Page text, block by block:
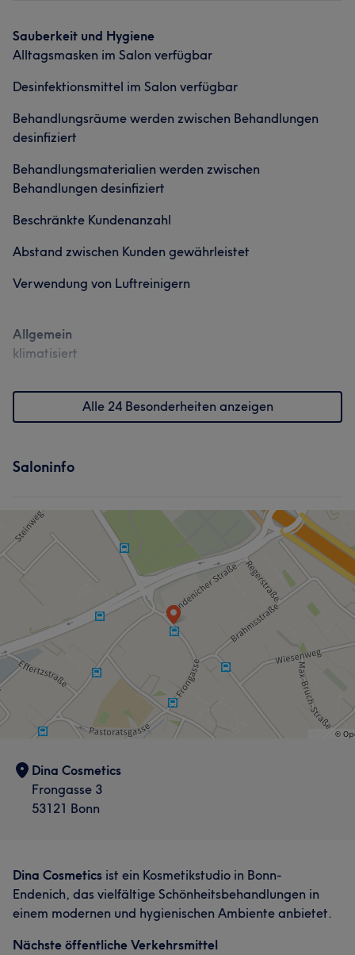
Sauberkeit und Hygiene
Alltagsmasken im Salon verfügbar
Desinfektionsmittel im Salon verfügbar
Behandlungsräume werden zwischen Behandlungen
desinfiziert
Behandlungsmaterialien werden zwischen
Behandlungen desinfiziert
Beschränkte Kundenanzahl
Abstand zwischen Kunden gewährleistet
Verwendung von Luftreinigern
Allgemein
klimatisiert
Alle 24 Besonderheiten anzeigen
Saloninfo
Dina Cosmetics
Frongasse 3
53121 Bonn
Dina Cosmetics ist ein Kosmetikstudio in Bonn-
Endenich, das vielfältige Schönheitsbehandlungen in
einem modernen und hygienischen Ambiente anbietet.
Nächste öffentliche Verkehrsmittel